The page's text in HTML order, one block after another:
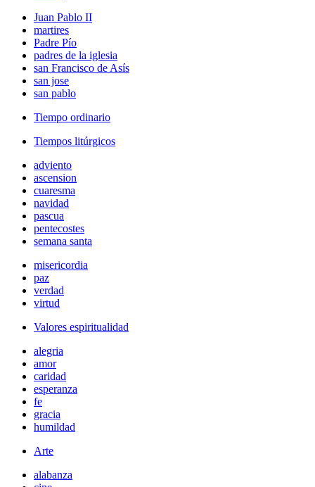
Juan Pablo II
martires
Padre Pío
padres de la iglesia
san Francisco de Asís
san jose
san pablo
Tiempo ordinario
Tiempos litúrgicos
adviento
ascension
cuaresma
navidad
pascua
pentecostes
semana santa
misericordia
paz
verdad
virtud
Valores espiritualidad
alegria
amor
caridad
esperanza
fe
gracia
humildad
Arte
alabanza